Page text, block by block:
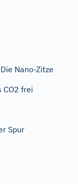
Die Nano-Zitze
CO2 frei
Spur